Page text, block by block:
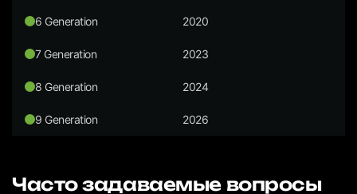
6 Generation 2020
7 Generation 2023
8 Generation 2024
9 Generation 2026
Часто задаваемые вопросы